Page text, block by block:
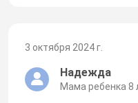
3 октября 2024 г.
Надежда
Мама ребенка 8